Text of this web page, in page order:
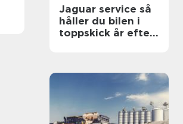
Jaguar service så
håller du bilen i
toppskick år efter